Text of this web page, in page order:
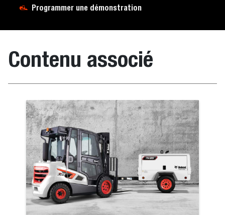
Programmer une démonstration
Contenu associé